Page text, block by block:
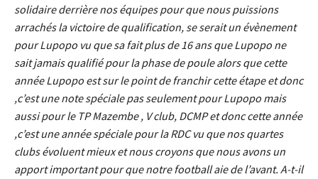
solidaire derrière nos équipes pour que nous puissions
arrachés la victoire de qualification, se serait un évènement
pour Lupopo vu que sa fait plus de 16 ans que Lupopo ne
sait jamais qualifié pour la phase de poule alors que cette
année Lupopo est sur le point de franchir cette étape et donc
,c’est une note spéciale pas seulement pour Lupopo mais
aussi pour le TP Mazembe , V club, DCMP et donc cette année
,c’est une année spéciale pour la RDC vu que nos quartes
clubs évoluent mieux et nous croyons que nous avons un
apport important pour que notre football aie de l’avant. A-t-il